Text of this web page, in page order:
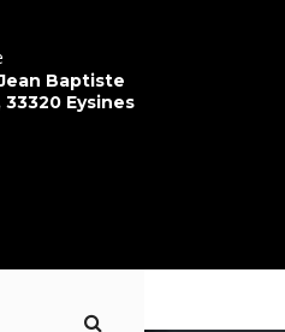
Baptiste
33320 Eysines